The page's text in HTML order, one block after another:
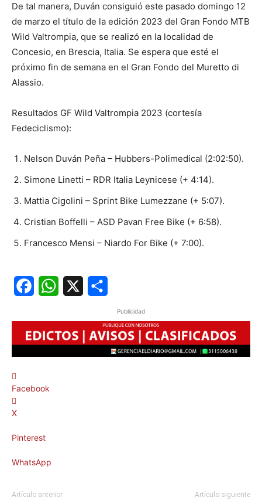
De tal manera, Duván consiguió este pasado domingo 12
de marzo el título de la edición 2023 del Gran Fondo MTB
Wild Valtrompia, que se realizó en la localidad de
Concesio, en Brescia, Italia. Se espera que esté el
próximo fin de semana en el Gran Fondo del Muretto di
Alassio.
Resultados GF Wild Valtrompia 2023 (cortesía
Fedeciclismo):
Nelson Duván Peña – Hubbers-Polimedical (2:02:50).
Simone Linetti – RDR Italia Leynicese (+ 4:14).
Mattia Cigolini – Sprint Bike Lumezzane (+ 5:07).
Cristian Boffelli – ASD Pavan Free Bike (+ 6:58).
Francesco Mensi – Niardo For Bike (+ 7:00).
Publicidad
Facebook
X
Pinterest
WhatsApp
Artículo anterior Artículo siguiente